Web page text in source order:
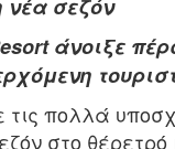
νέα σεζόν
άνοιξε
πολλά
στο